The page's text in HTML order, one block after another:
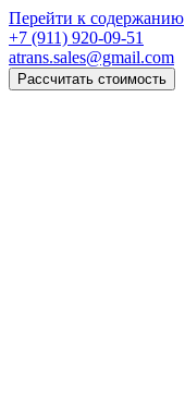
Перейти к содержанию
+7 (911) 920-09-51
atrans.sales@gmail.com
Рассчитать стоимость